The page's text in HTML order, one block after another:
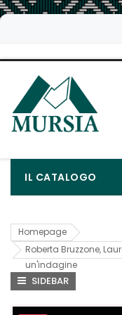
IL CATALOGO
Homepage
Roberta Bruzzone,
un'indagine
SIDEBAR